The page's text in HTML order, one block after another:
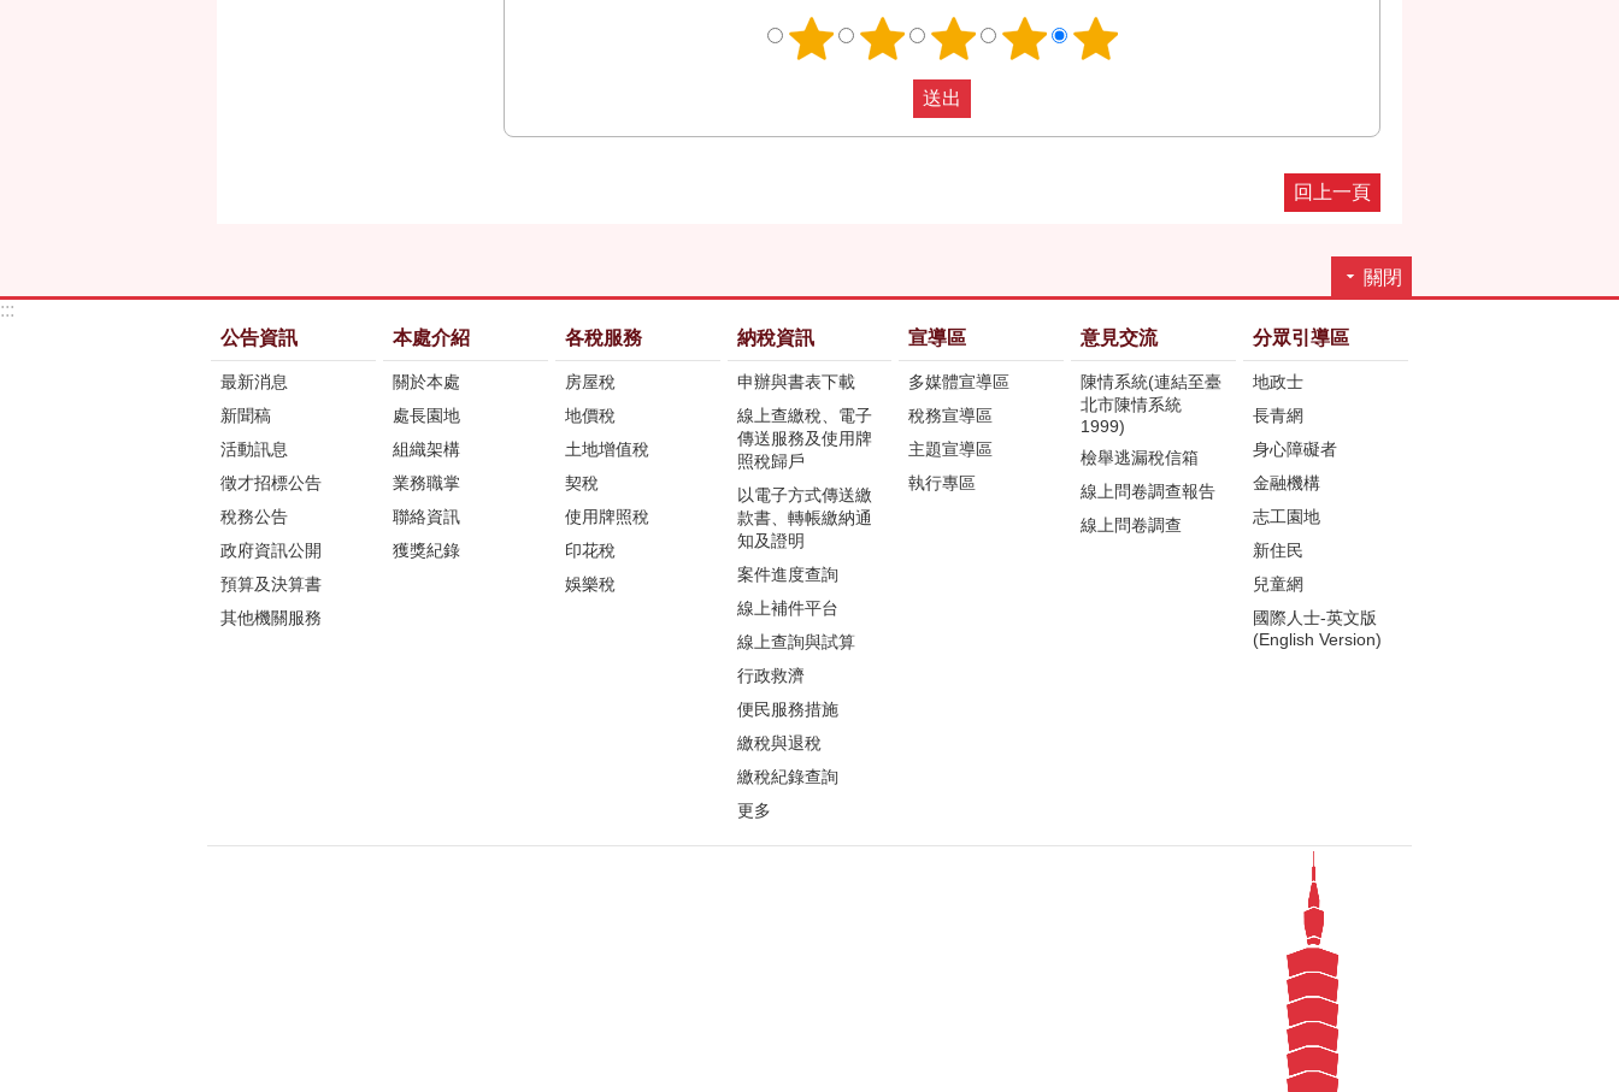
回上一頁
關閉
:::
公告資訊
最新消息
新聞稿
活動訊息
徵才招標公告
稅務公告
政府資訊公開
預算及決算書
其他機關服務
本處介紹
關於本處
處長園地
組織架構
業務職掌
聯絡資訊
獲獎紀錄
各稅服務
房屋稅
地價稅
土地增值稅
契稅
使用牌照稅
印花稅
娛樂稅
納稅資訊
申辦與書表下載
線上查繳稅、電子
傳送服務及使用牌
照稅歸戶
以電子方式傳送繳
款書、轉帳繳納通
知及證明
案件進度查詢
線上補件平台
線上查詢與試算
行政救濟
便民服務措施
繳稅與退稅
繳稅紀錄查詢
更多
宣導區
多媒體宣導區
稅務宣導區
主題宣導區
執行專區
意見交流
陳情系統(連結至臺
北市陳情系統
1999)
檢舉逃漏稅信箱
線上問卷調查報告
線上問卷調查
分眾引導區
地政士
長青網
身心障礙者
金融機構
志工園地
新住民
兒童網
國際人士-英文版
(English Version)